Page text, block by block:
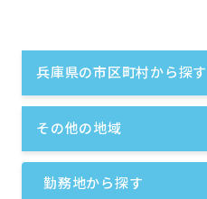
兵庫県の市区町村から探す
その他の地域
勤務地から探す